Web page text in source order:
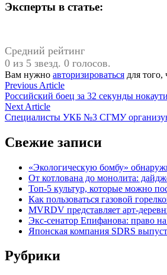
Эксперты в статье:
Средний рейтинг
0 из 5 звезд. 0 голосов.
Вам нужно авторизироваться для того,
Навигация
по
записям
Previous ArticlePrevious
article:
Российский боец за 32 секунды
Next ArticleNext
article:
Специалисты УКБ №3 СГМУ
Свежие записи
«Экологическую бомбу»
От котлована до монолита:
Топ-5 культур, которые можно
Как пользоваться газовой
MVRDV представляет арт-
Экс-сенатор Епифанова: право
Японская компания SDRS
Рубрики